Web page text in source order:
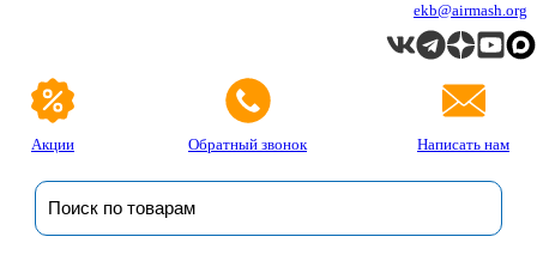
Акции Обратный звонок Написать нам
ekb@airmash.org